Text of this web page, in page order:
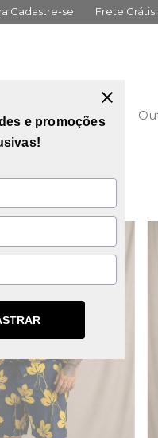
Até 3x no cartão sem
Vai Brasil
e promoções